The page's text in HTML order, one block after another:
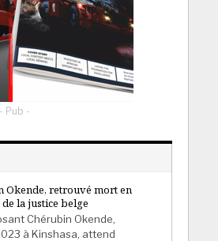
- Pub -
Okende, retrouvé mort en
la justice belge
Chérubin Okende,
à Kinshasa, attend